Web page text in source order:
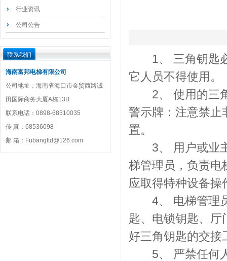
行业资讯
公司公告
联系我们
海南富邦电梯有限公司
公司地址：海南省海口市金贸西路诚
田国际商务大厦A栋13B
联系电话：0898-68510035
传 真：68536098
邮 箱：Fubangltd@126.com
1、 三角钥匙必
它人员不得使用。
2、 使用的三角
警示牌：注意禁止
置。
3、 用户或业主
梯管理员，负责电
应取得特种设备操
4、 电梯管理员
匙、电锁钥匙、厅
好三角钥匙的交接
5、 严禁任何人